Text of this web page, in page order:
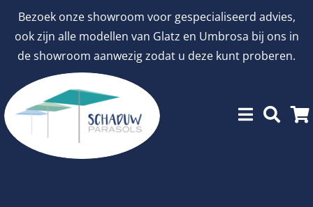
Bezoek onze showroom voor gespecialiseerd advies,
ook zijn alle modellen van Glatz en Umbrosa bij ons in
de showroom aanwezig zodat u deze kunt proberen.
inhoud